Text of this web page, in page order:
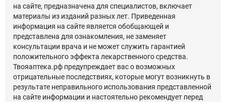
на сайте, предназначена для специалистов, включает
материалы из изданий разных лет. Приведенная
информация на сайте является обобщающей и
представлена для ознакомления, не заменяет
консультации врача и не может служить гарантией
положительного эффекта лекарственного средства.
Твояаптека.рф предупреждает вас о возможных
отрицательные последствиях, которые могут возникнуть в
результате неправильного использования представленной
на сайте информации и настоятельно рекомендует перед